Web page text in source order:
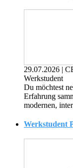
29.07.2026 |
Werkstudent
Du möchtest
Erfahrung
modernen,